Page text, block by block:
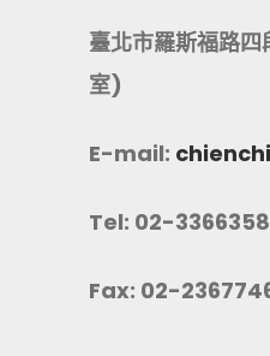
臺北市羅斯福路
室)
E-mail:
Tel: 02-
Fax: 02-